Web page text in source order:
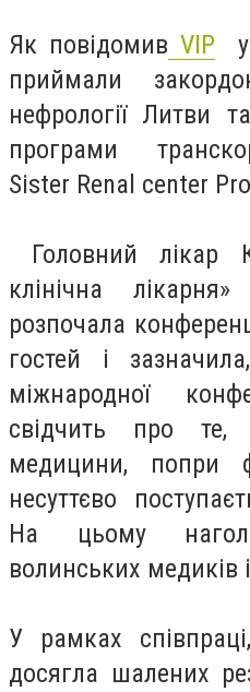
Як повідомив VIP
приймали
нефрології Литви
програми
Sister Renal center
Головний лікар
клінічна
розпочала
гостей і
міжнародної
свідчить про
медицини, попри
несуттєво
На цьому
волинських медиків
У рамках
досягла шалених